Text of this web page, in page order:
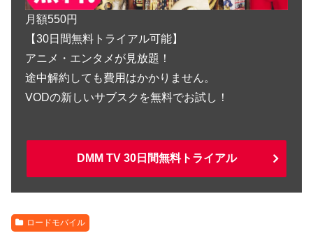
月額550円
【30日間無料トライアル可能】
アニメ・エンタメが見放題！
途中解約しても費用はかかりません。
VODの新しいサブスクを無料でお試し！
DMM TV 30日間無料トライアル
ロードモバイル